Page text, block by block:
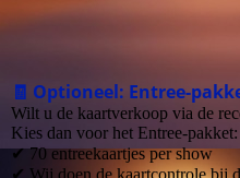
🧾 Optioneel: Entree-
Wilt u de kaartverkoop via de
Kies dan voor het Entree-pakket:
✔ 70 entreekaartjes per show
✔ Wij doen de kaartcontrole bij